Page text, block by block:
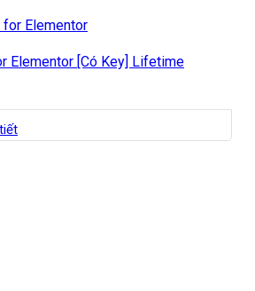
Elementor [Có Key] Lifetime